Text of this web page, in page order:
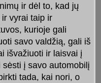
ir dėl to, kad jų
vyrai taip ir
kurioje gali
savo valdžią, gali iš
išvažiuoti ir laisvai į
sėsti į savo automobilį
tada, kai nori, o